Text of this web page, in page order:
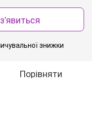
знижки
Порівняти